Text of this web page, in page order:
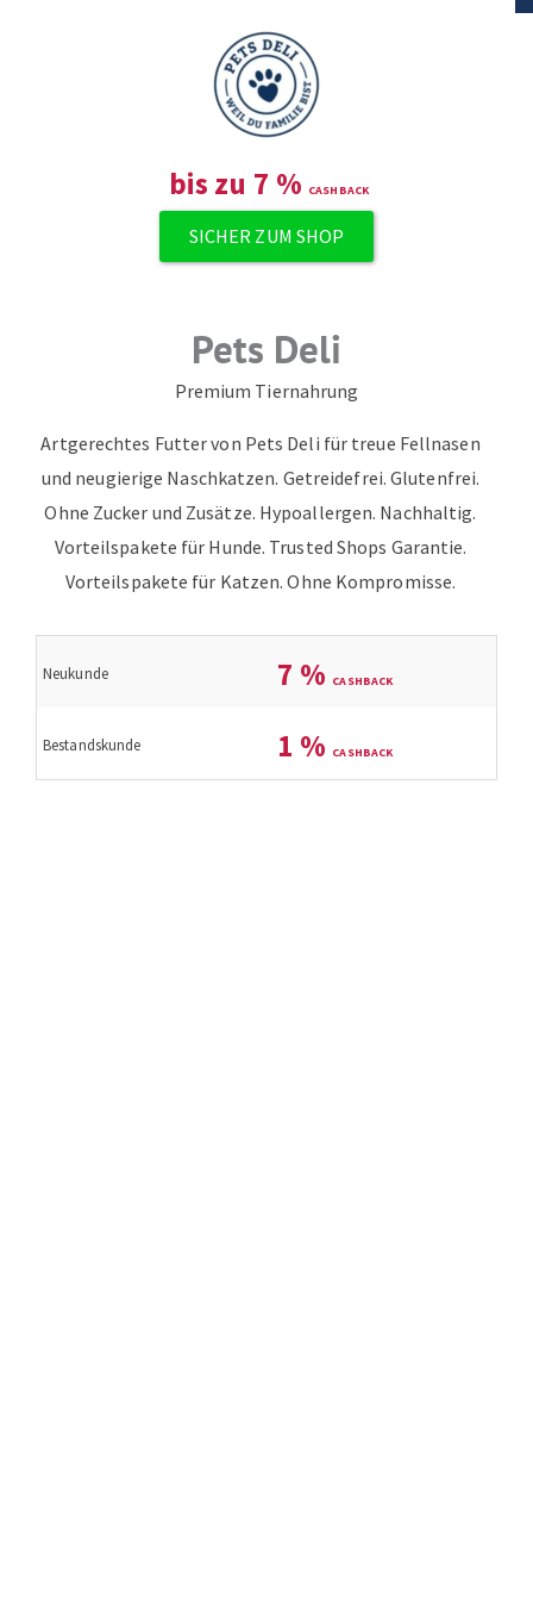
bis zu 7 %
SICHER ZUM SHOP
Pets Deli
Premium Tiernahrung
Artgerechtes Futter von Pets Deli für treue Fellnasen
und neugierige Naschkatzen. Getreidefrei. Glutenfrei.
Ohne Zucker und Zusätze. Hypoallergen. Nachhaltig.
Vorteilspakete für Hunde. Trusted Shops Garantie.
Vorteilspakete für Katzen. Ohne Kompromisse.
Neukunde 7 %
Bestandskunde 1 %
ZUM NEWSLETTER ANMELDEN